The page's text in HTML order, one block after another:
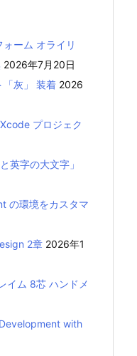
ォーム オライリ
2026年7月20日
「灰」 装着 2026
プロジェク
英字の大文字」
の環境をカスタマ
2章 2026年1
イム 8芯 ハンドメ
with